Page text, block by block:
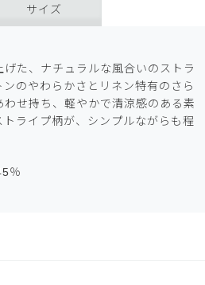
サイズ
た、ナチュラルな風合いのストラ
のやわらかさとリネン特有のさら
わせ持ち、軽やかで清涼感のある素
ライプ柄が、シンプルながらも程
％